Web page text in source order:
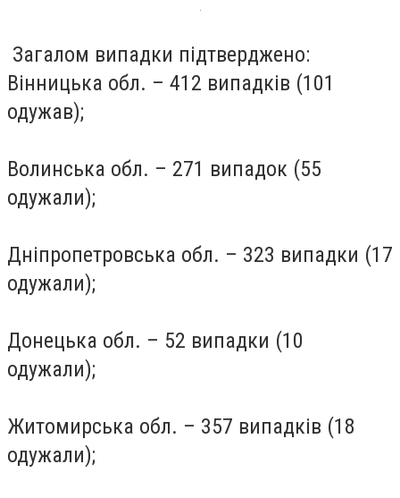
Загалом випадки підтверджено:
Вінницька обл. – 412 випадків (101
одужав);
Волинська обл. – 271 випадок (55
одужали);
Дніпропетровська обл. – 323 випадки (17
одужали);
Донецька обл. – 52 випадки (10
одужали);
Житомирська обл. – 357 випадків (18
одужали);